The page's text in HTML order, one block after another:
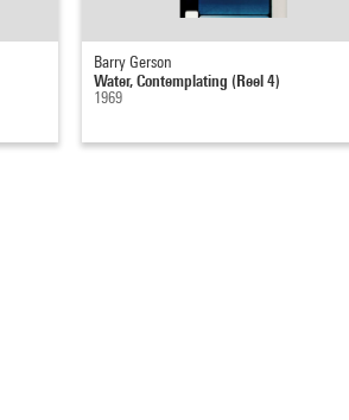
Barry Gerson
Water, Contemplating (Reel 4)
1969